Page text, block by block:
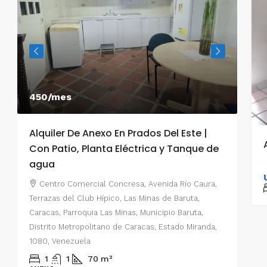
450/mes
Alquiler De Anexo En Prados Del Este |
Con Patio, Planta Eléctrica y Tanque de
agua
Centro Comercial Concresa, Avenida Río Caura,
Terrazas del Club Hípico, Las Minas de Baruta,
Caracas, Parroquia Las Minas, Municipio Baruta,
Distrito Metropolitano de Caracas, Estado Miranda,
1080, Venezuela
1 1 70 m²